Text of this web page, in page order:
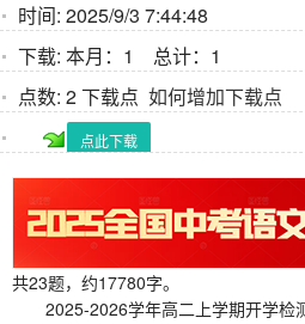
时间: 2025/9/3 7:44:48
下载: 本月：1 总计：1
点数: 2 下载点 如何增加下载点
点此下载
共23题，约17780字。
2025-2026学年高二上学期开学检